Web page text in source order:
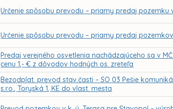
Určenie spôsobu prevodu – priamy predaj pozemku
Určenie spôsobu prevodu – priamy predaj
Predaj verejného osvetlenia nachádzajúceho sa v
cenu 1,- € z dôvodov hodných os. zreteľa
Bezodplat. prevod stav.časti – SO 03 Pešie
s.r.o., Toryská 1, KE do vlast. mesta